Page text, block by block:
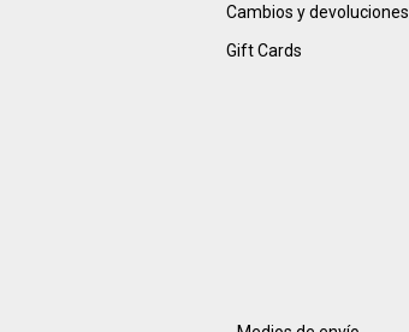
Cambios y devoluciones
Gift Cards